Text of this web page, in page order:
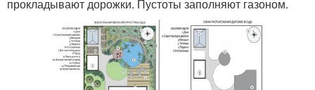
прокладывают дорожки. Пустоты заполняют газоном.